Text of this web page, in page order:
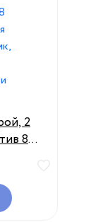
2
8
с
USB